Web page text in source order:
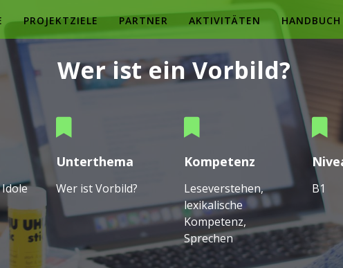
PROJEKTZIELE PARTNER AKTIVITÄTEN HANDBUCH
Wer ist ein Vorbild?
Unterthema
Wer ist Vorbild?
Kompetenz
Leseverstehen,
lexikalische
Kompetenz,
Sprechen
B1